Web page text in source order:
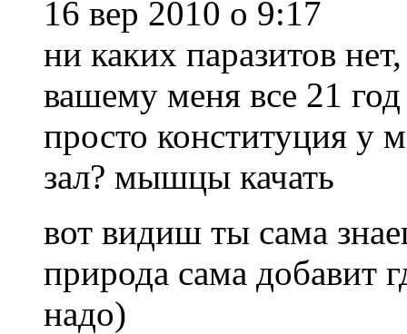
16 вер 2010 о 9:17
ни каких паразитов
вашему меня все 21
просто конституция у
зал? мышцы качать
вот видиш ты сама
природа сама добавит
надо)